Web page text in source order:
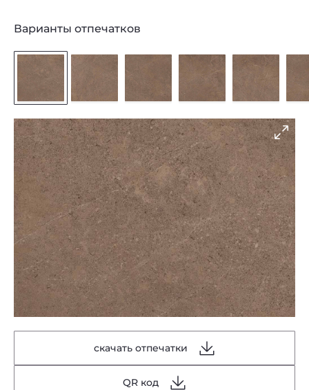
Варианты отпечатков
скачать отпечатки
QR код